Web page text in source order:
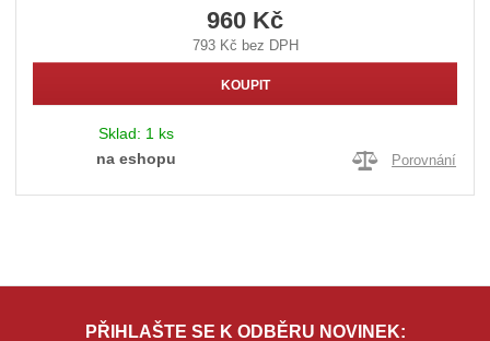
960 Kč
793 Kč bez DPH
KOUPIT
Sklad: 1 ks
na eshopu
Porovnání
PŘIHLAŠTE SE K ODBĚRU NOVINEK: